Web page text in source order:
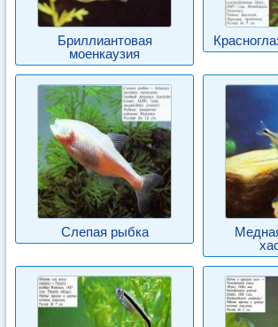
Бриллиантовая
моенкаузия
Слепая рыбка